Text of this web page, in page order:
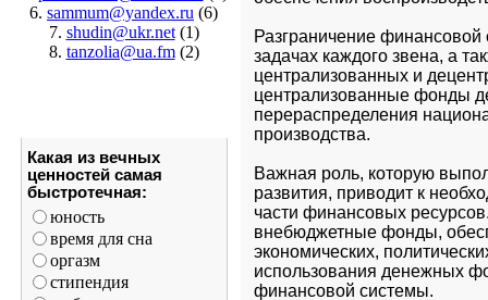
6. sammum@yandex.ru (6)
7. shudin@ukr.net (1)
8. tanzolia@ua.fm (2)
Какая из вечных
ценностей самая
быстротечная:
юность
время для сна
оргазм
стипендия
Разграничение
задачах каждого звена, а
централизованных и
централизованные фонды
перераспределения
производства.
Важная роль, которую
развития, приводит к
части финансовых
внебюджетные фонды,
экономических,
использования денежных
финансовой системы.